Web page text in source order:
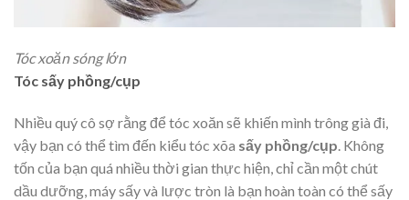
Tóc xoăn sóng lớn
Tóc sấy phồng/cụp
Nhiều quý cô sợ rằng để tóc xoăn sẽ khiến mình trông già đi,
vậy bạn có thể tìm đến kiểu tóc xõa sấy phồng/cụp. Không
tốn của bạn quá nhiều thời gian thực hiện, chỉ cần một chút
dầu dưỡng, máy sấy và lược tròn là bạn hoàn toàn có thể sấy